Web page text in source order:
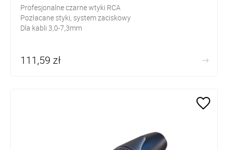
Profesjonalne czarne wtyki RCA
Pozłacane styki, system zaciskowy
Dla kabli 3,0-7,3mm
111,59 zł